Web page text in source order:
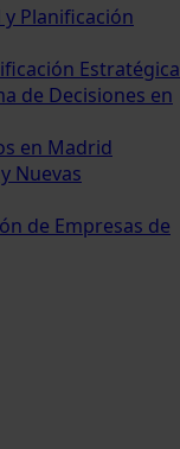
Planificación
Estratégica
de Decisiones en
en Madrid
Nuevas
de Empresas de